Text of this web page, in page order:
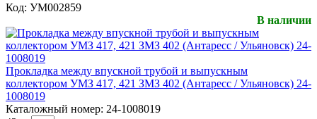
Код: УМ002859
В наличии
Прокладка между впускной трубой и выпускным
коллектором УМЗ 417, 421 ЗМЗ 402 (Антаресс / Ульяновск) 24-
1008019
Каталожный номер: 24-1008019